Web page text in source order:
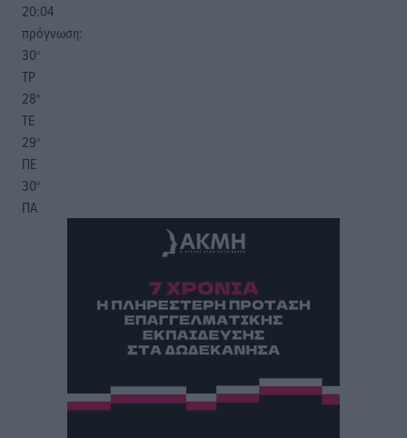
20:04
πρόγνωση:
30°
ΤΡ
28°
ΤΕ
29°
ΠΕ
30°
ΠΑ